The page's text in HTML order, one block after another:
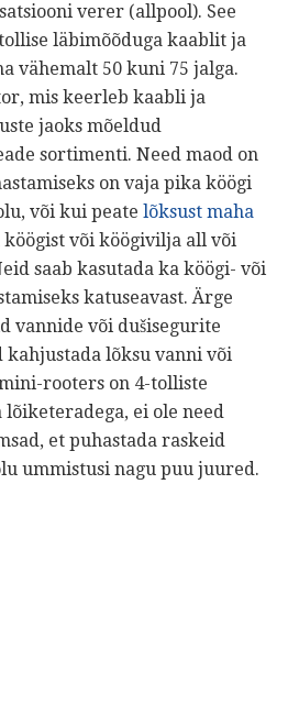
verer (allpool). See
läbimõõduga kaablit ja
vähemalt 50 kuni 75 jalga.
mis keerleb kaabli ja
jaoks mõeldud
sortimenti. Need maod on
on vaja pika köögi
või kui peate lõksust maha
või köögivilja all või
saab kasutada ka köögi- või
katuseavast. Ärge
vannide või dušisegurite
kahjustada lõksu vanni või
rooters on 4-tolliste
lõiketeradega, ei ole need
et puhastada raskeid
ummistusi nagu puu juured.